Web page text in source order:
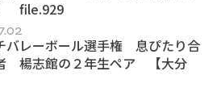
file.929
バレーボール選手権 息ぴたり合
楊志館の２年生ペア 【大分